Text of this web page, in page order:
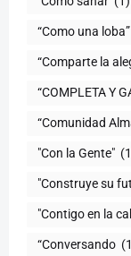
“Como una loba”
“Comparte la
“COMPLETA Y
“Comunidad
"Con la Gente"
"Construye su
"Contigo en la
“Conversando